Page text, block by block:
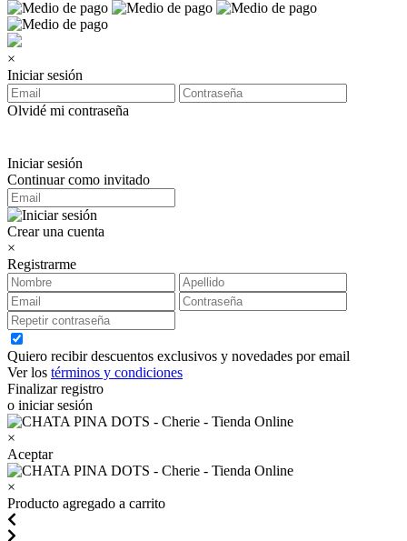
×
Iniciar sesión
Olvidé mi contraseña
Iniciar sesión
Continuar como invitado
Crear una cuenta
×
Registrarme
Quiero recibir descuentos exclusivos y novedades por email
Ver los términos y condiciones
Finalizar registro
o iniciar sesión
×
Aceptar
×
Producto agregado a carrito